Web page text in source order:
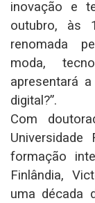
inovação e
outubro, às
renomada
moda,
apresentará
digital?”.
Com
Universidade
formação
Finlândia,
uma década